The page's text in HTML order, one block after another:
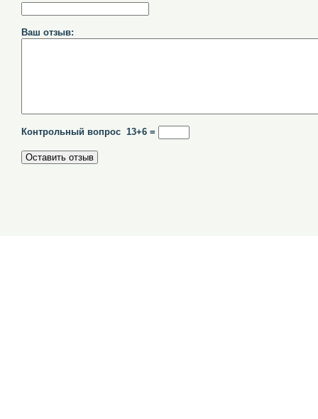
Ваш отзыв:
Контрольный вопрос 13+6 =